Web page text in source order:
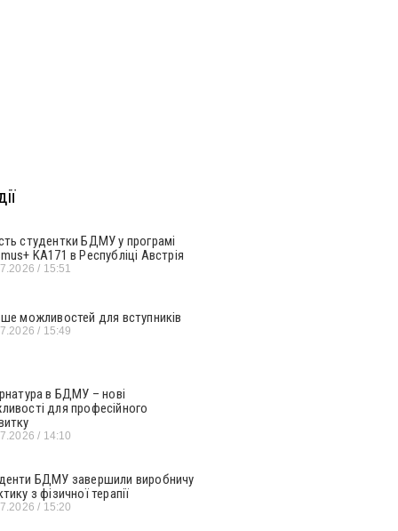
студентки БДМУ у програмі
KA171 в Республіці Австрія
15:51
можливостей для вступників
15:49
в БДМУ – нові
для професійного
14:10
БДМУ завершили виробничу
з фізичної терапії
15:20